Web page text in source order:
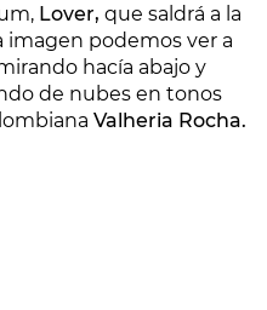
Lover, que saldrá a la
imagen podemos ver a
hacía abajo y
de nubes en tonos
Valheria Rocha.